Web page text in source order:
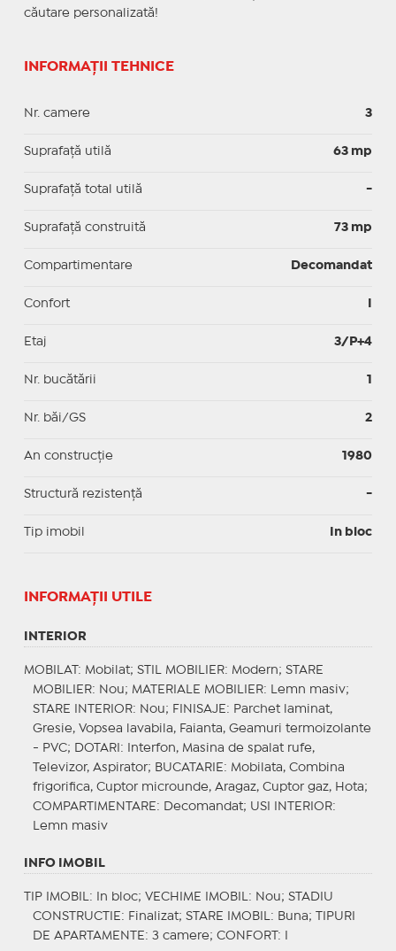
căutare personalizată!
INFORMAȚII TEHNICE
Nr. camere 3
Suprafaţă utilă 63 mp
Suprafaţă total utilă -
Suprafaţă construită 73 mp
Compartimentare Decomandat
Confort
Etaj 3/P+4
Nr. bucătării 1
Nr. băi/GS 2
An construcție 1980
Structură rezistență -
Tip imobil In bloc
INFORMAŢII UTILE
INTERIOR
MOBILAT : Mobilat; STIL MOBILIER: Modern; STARE
MOBILIER: Nou; MATERIALE MOBILIER: Lemn masiv;
STARE INTERIOR: Nou; FINISAJE : Parchet laminat,
Gresie, Vopsea lavabila, Faianta, Geamuri termoizolante
- PVC;
DOTARI : Interfon, Masina de spalat rufe,
Televizor, Aspirator; BUCATARIE : Mobilata, Combina
frigorifica, Cuptor microunde, Aragaz, Cuptor gaz, Hota;
COMPARTIMENTARE : Decomandat; USI INTERIOR:
Lemn masiv
INFO IMOBIL
TIP IMOBIL : In bloc; VECHIME IMOBIL : Nou; STADIU
CONSTRUCTIE : Finalizat; STARE IMOBIL : Buna;
TIPURI
DE APARTAMENTE : 3 camere; CONFORT : I